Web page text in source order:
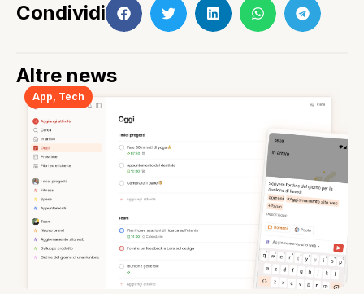
Condividi
Altre news
App Tech